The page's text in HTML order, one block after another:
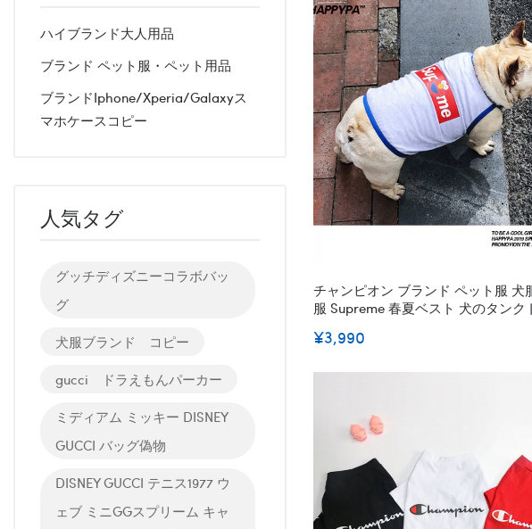
ハイブランド大人用品
ブランド ペット服・ペット用品
ブランドiphone/xperia/galaxyス
マホケースコピー
人気タグ
グッチディズニーコラボバッ
グ
犬服ブランド コピー
gucci ドラえもんパーカー
ミディアム ミッキー DISNEY
GUCCI バッグ偽物
DISNEY GUCCI テニス1977 ウ
ェブ ミニGGスプリーム キャ
チャンピオン ブランド ペット服 犬
服 Supreme 春夏ベスト 犬のタンクト
小中型犬 涼やか 通気性 肌に優しい
¥3,990